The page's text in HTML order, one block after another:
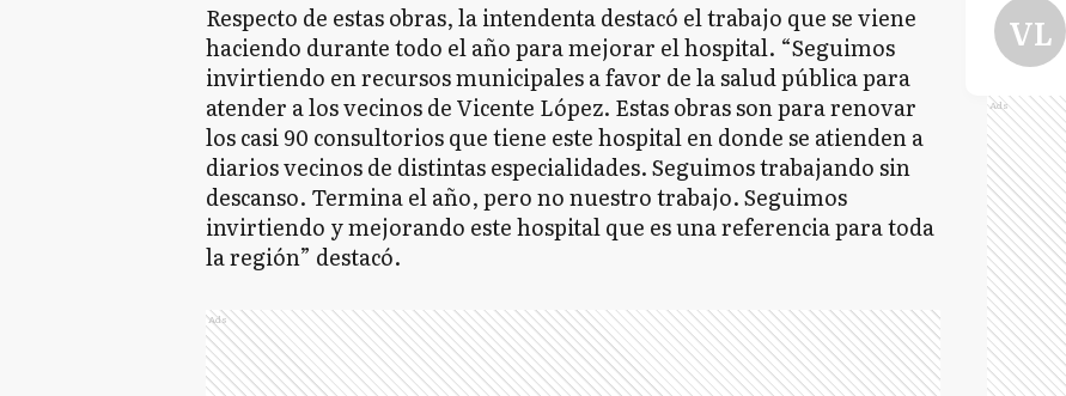
Respecto de estas obras, la intendenta destacó el trabajo que se viene
haciendo durante todo el año para mejorar el hospital. “Seguimos
invirtiendo en recursos municipales a favor de la salud pública para
atender a los vecinos de Vicente López. Estas obras son para renovar
los casi 90 consultorios que tiene este hospital en donde se atienden a
diarios vecinos de distintas especialidades. Seguimos trabajando sin
descanso. Termina el año, pero no nuestro trabajo. Seguimos
invirtiendo y mejorando este hospital que es una referencia para toda
la región” destacó.
Ads
VL
Ads